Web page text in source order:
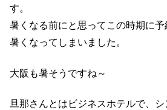
す。
暑くなる前にと思ってこの時期に予
暑くなってしまいました。
大阪も暑そうですね～
旦那さんとはビジネスホテルで、